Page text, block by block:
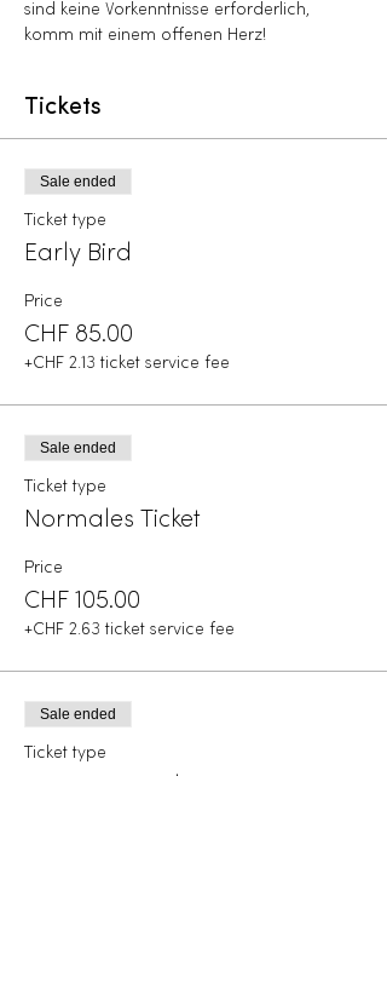
sind keine Vorkenntnisse erforderlich,
komm mit einem offenen Herz!
Tickets
Sale ended
Ticket type
Early Bird
Price
CHF 85.00
+CHF 2.13 ticket service fee
Sale ended
Ticket type
Normales Ticket
Price
CHF 105.00
+CHF 2.63 ticket service fee
Sale ended
Ticket type